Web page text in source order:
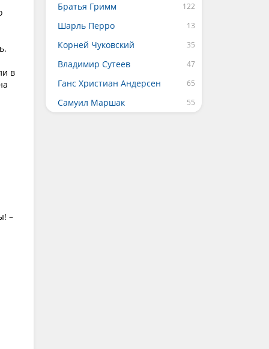
в
–
Братья Гримм
Шарль Перро
Корней Чуковский
Владимир Сутеев
Ганс Христиан Андерсен
Самуил Маршак